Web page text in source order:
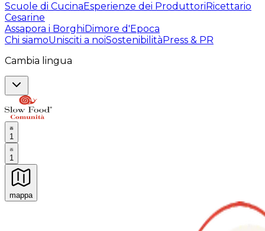
Scuole di CucinaEsperienze dei ProduttoriRicettario
Cesarine
Assapora i BorghiDimore d'Epoca
Chi siamoUnisciti a noiSostenibilitàPress & PR
Cambia lingua
1
1
mappa
Esperienze culinarie indimenticabili: Esperienze